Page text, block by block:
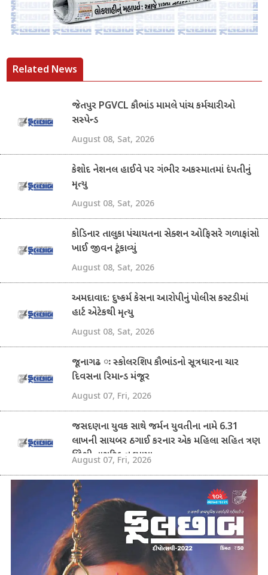
Related News
જેતપુર PGVCL કૌભાંડ મામલે પાંચ કર્મચારીઓ
સસ્પેન્ડ
August 08, Sat, 2026
કેશોદ નેશનલ હાઈવે પર ગંભીર અકસ્માતમાં દંપતીનું
મૃત્યુ
August 08, Sat, 2026
કોડિનાર તાલુકા પંચાયતના સેક્શન ઓફિસરે ગળાફાંસો
ખાઈ જીવન ટૂંકાવ્યું
August 08, Sat, 2026
અમદાવાદ: દુષ્કર્મ કેસના આરોપીનું પોલીસ કસ્ટડીમાં
હાર્ટ એટેકથી મૃત્યુ
August 08, Sat, 2026
જૂનાગઢ ઃ સ્કોલરશિપ કૌભાંડનો સૂત્રધારના ચાર
દિવસના રિમાન્ડ મંજૂર
August 07, Fri, 2026
જસદણના યુવક સાથે જર્મન યુવતીના નામે 6.31
લાખની સાયબર ઠગાઈ કરનાર એક મહિલા સહિત ત્રણ
વિદેશી નાગરિક ઝડપાયા
August 07, Fri, 2026